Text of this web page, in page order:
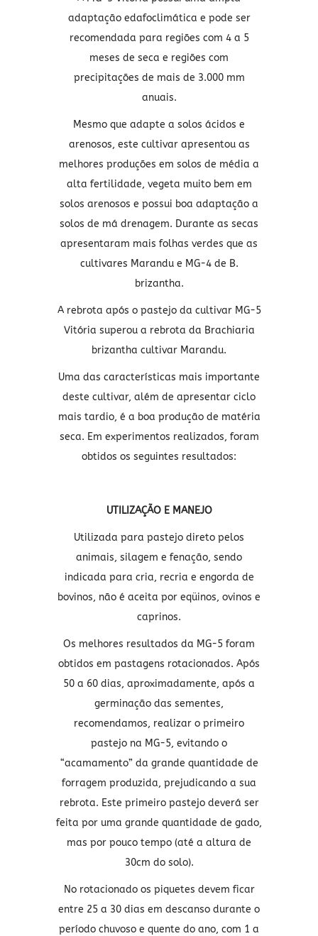
adaptação edafoclimática e pode ser
recomendada para regiões com 4 a 5
meses de seca e regiões com
precipitações de mais de 3.000 mm
anuais.
Mesmo que adapte a solos ácidos e
arenosos, este cultivar apresentou as
melhores produções em solos de média a
alta fertilidade, vegeta muito bem em
solos arenosos e possui boa adaptação a
solos de má drenagem. Durante as secas
apresentaram mais folhas verdes que as
cultivares Marandu e MG-4 de B.
brizantha.
A rebrota após o pastejo da cultivar MG-5
Vitória superou a rebrota da Brachiaria
brizantha cultivar Marandu.
Uma das características mais importante
deste cultivar, além de apresentar ciclo
mais tardio, é a boa produção de matéria
seca. Em experimentos realizados, foram
obtidos os seguintes resultados:
UTILIZAÇÃO E MANEJO
Utilizada para pastejo direto pelos
animais, silagem e fenação, sendo
indicada para cria, recria e engorda de
bovinos, não é aceita por eqüinos, ovinos e
caprinos.
Os melhores resultados da MG-5 foram
obtidos em pastagens rotacionados. Após
50 a 60 dias, aproximadamente, após a
germinação das sementes,
recomendamos, realizar o primeiro
pastejo na MG-5, evitando o
“acamamento” da grande quantidade de
forragem produzida, prejudicando a sua
rebrota. Este primeiro pastejo deverá ser
feita por uma grande quantidade de gado,
mas por pouco tempo (até a altura de
30cm do solo).
No rotacionado os piquetes devem ficar
entre 25 a 30 dias em descanso durante o
período chuvoso e quente do ano, com 1 a